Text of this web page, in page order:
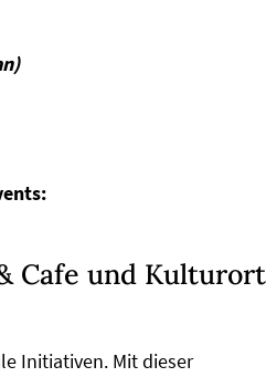
Cafe und Kulturort
Initiativen. Mit dieser